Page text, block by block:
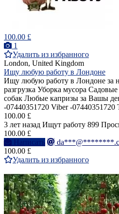
100.00 £
1
Удалить из избранного
London, United Kingdom
Ищу любую работу в Лондоне
Ищу любую работу в Лондоне за
разгрузка Уборка мусора
собак Любые капризы за Вашы
-07440351720 Viber -07440351720
100.00 £
3 лет назад Ищут работу 899
100.00 £
Написать
100.00 £
Удалить из избранного